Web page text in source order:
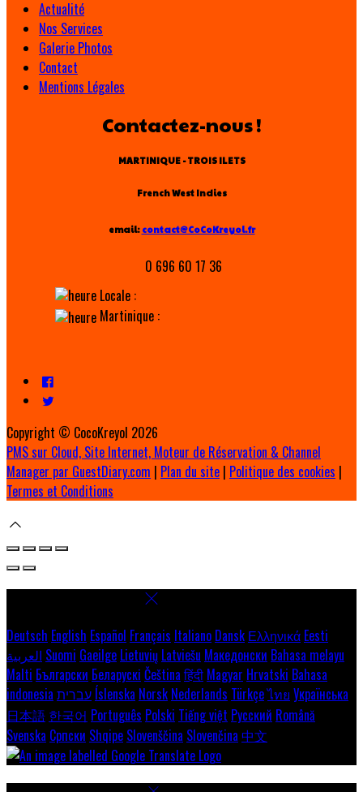
Actualité
Nos Services
Galerie Photos
Contact
Mentions Légales
Contactez-nous !
MARTINIQUE - TROIS ILETS
French West Indies
email: contact@CoCoKreyol.fr
0 696 60 17 36
Locale :
Martinique :
Copyright © CocoKreyol 2026
PMS sur Cloud, Site Internet, Moteur de Réservation & Channel
Manager par GuestDiary.com | Plan du site | Politique des cookies |
Termes et Conditions
Deutsch English Español Français Italiano Dansk Ελληνικά Eesti
العربية Suomi Gaeilge Lietuvių Latviešu Македонски Bahasa melayu
Malti Български Беларускі Čeština हिंदी Magyar Hrvatski Bahasa
indonesia עברית Íslenska Norsk Nederlands Türkçeไทย Українська
日本語 한국어 Português Polski Tiếng việt Русский Română
Svenska Српски Shqipe Slovenščina Slovenčina 中文